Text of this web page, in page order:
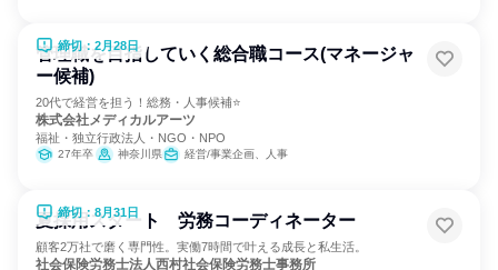
締切：2月28日
管理職を目指していく総合職コース(マネージャ
ー候補)
20代で経営を担う！総務・人事候補⭐
株式会社メディカルアーツ
福祉・独立行政法人・NGO・NPO
27年卒 神奈川県 経営/事業企画、人事
締切：8月31日
夏採用スタート 労務コーディネーター
顧客2万社で磨く専門性。実働7時間で叶える成長と私生活。
社会保険労務士法人西村社会保険労務士事務所